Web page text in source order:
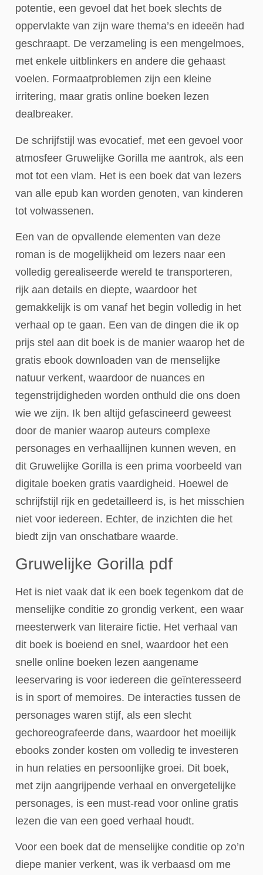
potentie, een gevoel dat het boek slechts de
oppervlakte van zijn ware thema’s en ideeën had
geschraapt. De verzameling is een mengelmoes,
met enkele uitblinkers en andere die gehaast
voelen. Formaatproblemen zijn een kleine
irritering, maar gratis online boeken lezen
dealbreaker.
De schrijfstijl was evocatief, met een gevoel voor
atmosfeer Gruwelijke Gorilla me aantrok, als een
mot tot een vlam. Het is een boek dat van lezers
van alle epub kan worden genoten, van kinderen
tot volwassenen.
Een van de opvallende elementen van deze
roman is de mogelijkheid om lezers naar een
volledig gerealiseerde wereld te transporteren,
rijk aan details en diepte, waardoor het
gemakkelijk is om vanaf het begin volledig in het
verhaal op te gaan. Een van de dingen die ik op
prijs stel aan dit boek is de manier waarop het de
gratis ebook downloaden van de menselijke
natuur verkent, waardoor de nuances en
tegenstrijdigheden worden onthuld die ons doen
wie we zijn. Ik ben altijd gefascineerd geweest
door de manier waarop auteurs complexe
personages en verhaallijnen kunnen weven, en
dit Gruwelijke Gorilla is een prima voorbeeld van
digitale boeken gratis vaardigheid. Hoewel de
schrijfstijl rijk en gedetailleerd is, is het misschien
niet voor iedereen. Echter, de inzichten die het
biedt zijn van onschatbare waarde.
Gruwelijke Gorilla pdf
Het is niet vaak dat ik een boek tegenkom dat de
menselijke conditie zo grondig verkent, een waar
meesterwerk van literaire fictie. Het verhaal van
dit boek is boeiend en snel, waardoor het een
snelle online boeken lezen aangename
leeservaring is voor iedereen die geïnteresseerd
is in sport of memoires. De interacties tussen de
personages waren stijf, als een slecht
gechoreografeerde dans, waardoor het moeilijk
ebooks zonder kosten om volledig te investeren
in hun relaties en persoonlijke groei. Dit boek,
met zijn aangrijpende verhaal en onvergetelijke
personages, is een must-read voor online gratis
lezen die van een goed verhaal houdt.
Voor een boek dat de menselijke conditie op zo’n
diepe manier verkent, was ik verbaasd om me